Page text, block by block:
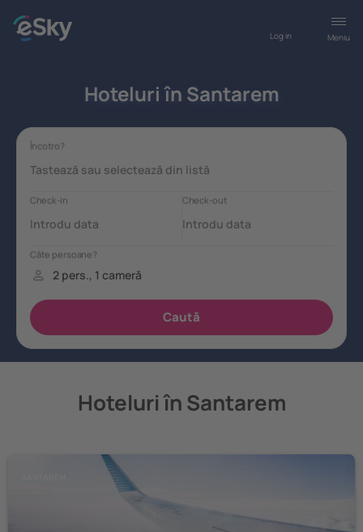
Meniu
Log in
Hoteluri în Santarem
Hoteluri în Santarem